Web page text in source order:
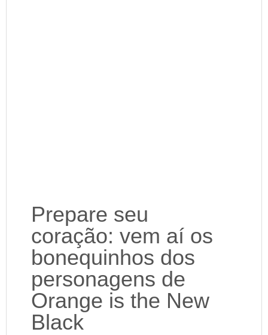
Prepare seu
coração: vem aí os
bonequinhos dos
personagens de
Orange is the New
Black